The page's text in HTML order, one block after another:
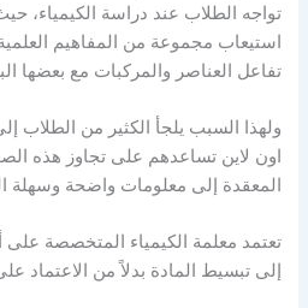
تواجه الطلاب عند دراسة الكيمياء،
استيعاب مجموعة من المفاهيم
تفاعل العناصر والمركبات مع بعضها
ولهذا السبب يلجأ الكثير من الطلاب
اون لاين تساعدهم على تجاوز هذه
المعقدة إلى معلومات واضحة وسهلة
تعتمد معلمة الكيمياء المتخصصة على
إلى تبسيط المادة بدلاً من الاعتماد